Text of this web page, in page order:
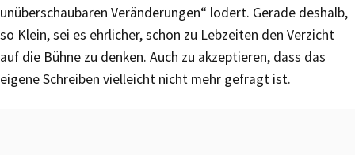
unüberschaubaren Veränderungen“ lodert. Gerade deshalb,
so Klein, sei es ehrlicher, schon zu Lebzeiten den Verzicht
auf die Bühne zu denken. Auch zu akzeptieren, dass das
eigene Schreiben vielleicht nicht mehr gefragt ist.